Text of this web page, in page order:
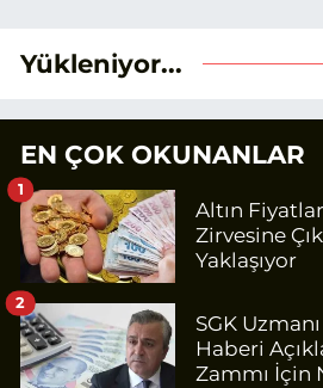
Yükleniyor...
EN ÇOK OKUNANLAR
Altın
Zirvesine
Yaklaşıyor
1
SGK
Haberi
Zammı İçin
2